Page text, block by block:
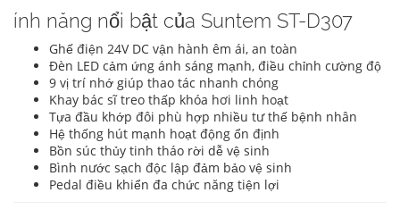
ính năng nổi bật của Suntem ST-D307
Ghế điện 24V DC vận hành êm ái, an toàn
Đèn LED cảm ứng ánh sáng mạnh, điều chỉnh cường độ
9 vị trí nhớ giúp thao tác nhanh chóng
Khay bác sĩ treo thấp khóa hơi linh hoạt
Tựa đầu khớp đôi phù hợp nhiều tư thế bệnh nhân
Hệ thống hút mạnh hoạt động ổn định
Bồn súc thủy tinh tháo rời dễ vệ sinh
Bình nước sạch độc lập đảm bảo vệ sinh
Pedal điều khiển đa chức năng tiện lợi